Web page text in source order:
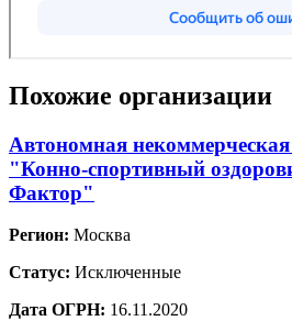
Похожие организации
Автономная
"Конно-спортивный
Фактор"
Регион: Москва
Статус: Исключенные
Дата ОГРН: 16.11.2020